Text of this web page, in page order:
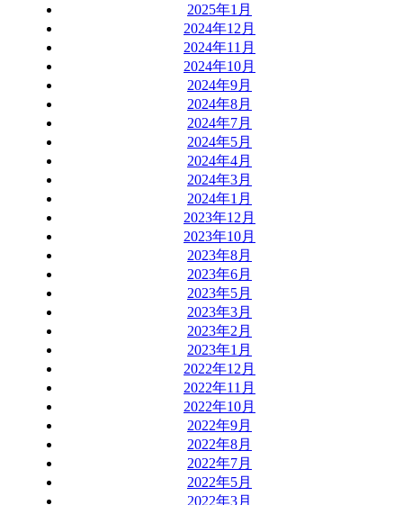
2025年1月
2024年12月
2024年11月
2024年10月
2024年9月
2024年8月
2024年7月
2024年5月
2024年4月
2024年3月
2024年1月
2023年12月
2023年10月
2023年8月
2023年6月
2023年5月
2023年3月
2023年2月
2023年1月
2022年12月
2022年11月
2022年10月
2022年9月
2022年8月
2022年7月
2022年5月
2022年3月